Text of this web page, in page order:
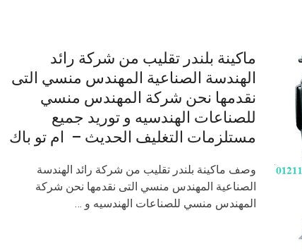
ماكينة بلندر تقليب من شركة رائد
الهندسة الصناعية المهندس منسي التى
نقدمها نحن شركة المهندس منسي
للصناعات الهندسيه و توريد جميع
مستلزمات التغليف الحديث – ام تو باك
وصف ماكينة بلندر تقليب من شركة رائد الهندسة
الصناعية المهندس منسي التى نقدمها نحن شركة
المهندس منسي للصناعات الهندسيه و …